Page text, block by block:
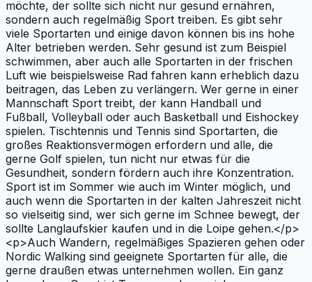
möchte, der sollte sich nicht nur gesund ernähren,
sondern auch regelmäßig Sport treiben. Es gibt sehr
viele Sportarten und einige davon können bis ins hohe
Alter betrieben werden. Sehr gesund ist zum Beispiel
schwimmen, aber auch alle Sportarten in der frischen
Luft wie beispielsweise Rad fahren kann erheblich dazu
beitragen, das Leben zu verlängern. Wer gerne in einer
Mannschaft Sport treibt, der kann Handball und
Fußball, Volleyball oder auch Basketball und Eishockey
spielen. Tischtennis und Tennis sind Sportarten, die
großes Reaktionsvermögen erfordern und alle, die
gerne Golf spielen, tun nicht nur etwas für die
Gesundheit, sondern fördern auch ihre Konzentration.
Sport ist im Sommer wie auch im Winter möglich, und
auch wenn die Sportarten in der kalten Jahreszeit nicht
so vielseitig sind, wer sich gerne im Schnee bewegt, der
sollte Langlaufskier kaufen und in die Loipe gehen.</p>
<p>Auch Wandern, regelmäßiges Spazieren gehen oder
Nordic Walking sind geeignete Sportarten für alle, die
gerne draußen etwas unternehmen wollen. Ein ganz